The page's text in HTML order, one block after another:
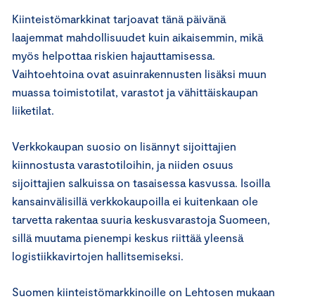
Kiinteistömarkkinat tarjoavat tänä päivänä
laajemmat mahdollisuudet kuin aikaisemmin, mikä
myös helpottaa riskien hajauttamisessa.
Vaihtoehtoina ovat asuinrakennusten lisäksi muun
muassa toimistotilat, varastot ja vähittäiskaupan
liiketilat.
Verkkokaupan suosio on lisännyt sijoittajien
kiinnostusta varastotiloihin, ja niiden osuus
sijoittajien salkuissa on tasaisessa kasvussa. Isoilla
kansainvälisillä verkkokaupoilla ei kuitenkaan ole
tarvetta rakentaa suuria keskusvarastoja Suomeen,
sillä muutama pienempi keskus riittää yleensä
logistiikkavirtojen hallitsemiseksi.
Suomen kiinteistömarkkinoille on Lehtosen mukaan